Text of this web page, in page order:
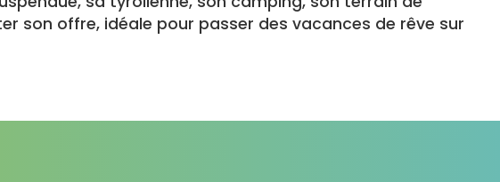
son offre, idéale pour passer des vacances de rêve sur